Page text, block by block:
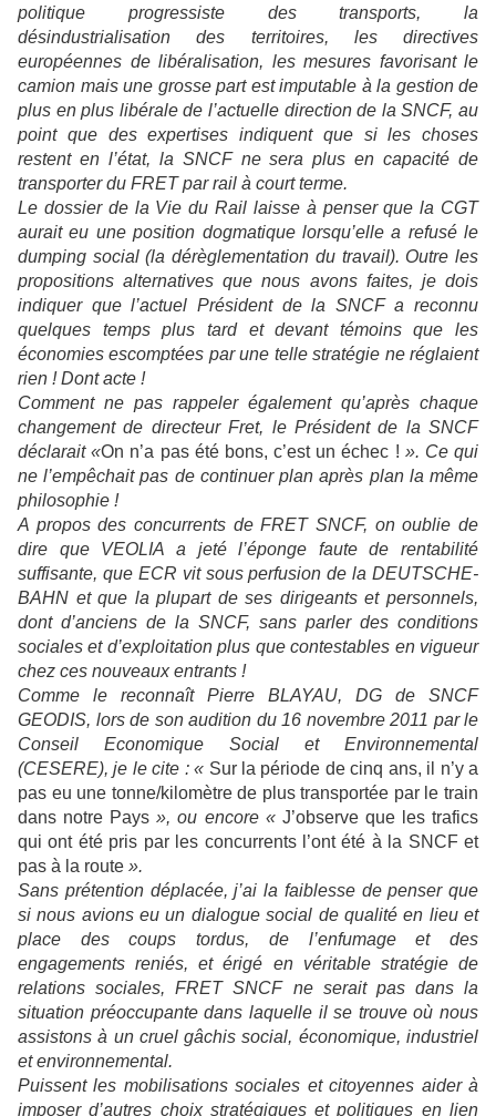
politique progressiste des transports, la
désindustrialisation des territoires, les directives
européennes de libéralisation, les mesures favorisant le
camion mais une grosse part est imputable à la gestion de
plus en plus libérale de l’actuelle direction de la SNCF, au
point que des expertises indiquent que si les choses
restent en l’état, la SNCF ne sera plus en capacité de
transporter du FRET par rail à court terme.
Le dossier de la Vie du Rail laisse à penser que la CGT
aurait eu une position dogmatique lorsqu’elle a refusé le
dumping social (la dérèglementation du travail). Outre les
propositions alternatives que nous avons faites, je dois
indiquer que l’actuel Président de la SNCF a reconnu
quelques temps plus tard et devant témoins que les
économies escomptées par une telle stratégie ne réglaient
rien ! Dont acte !
Comment ne pas rappeler également qu’après chaque
changement de directeur Fret, le Président de la SNCF
déclarait «On n’a pas été bons, c’est un échec ! ». Ce qui
ne l’empêchait pas de continuer plan après plan la même
philosophie !
A propos des concurrents de FRET SNCF, on oublie de
dire que VEOLIA a jeté l’éponge faute de rentabilité
suffisante, que ECR vit sous perfusion de la DEUTSCHE-
BAHN et que la plupart de ses dirigeants et personnels,
dont d’anciens de la SNCF, sans parler des conditions
sociales et d’exploitation plus que contestables en vigueur
chez ces nouveaux entrants !
Comme le reconnaît Pierre BLAYAU, DG de SNCF
GEODIS, lors de son audition du 16 novembre 2011 par le
Conseil Economique Social et Environnemental
(CESERE), je le cite : « Sur la période de cinq ans, il n’y a
pas eu une tonne/kilomètre de plus transportée par le train
dans notre Pays », ou encore « J’observe que les trafics
qui ont été pris par les concurrents l’ont été à la SNCF et
pas à la route ».
Sans prétention déplacée, j’ai la faiblesse de penser que
si nous avions eu un dialogue social de qualité en lieu et
place des coups tordus, de l’enfumage et des
engagements reniés, et érigé en véritable stratégie de
relations sociales, FRET SNCF ne serait pas dans la
situation préoccupante dans laquelle il se trouve où nous
assistons à un cruel gâchis social, économique, industriel
et environnemental.
Puissent les mobilisations sociales et citoyennes aider à
imposer d’autres choix stratégiques et politiques en lien